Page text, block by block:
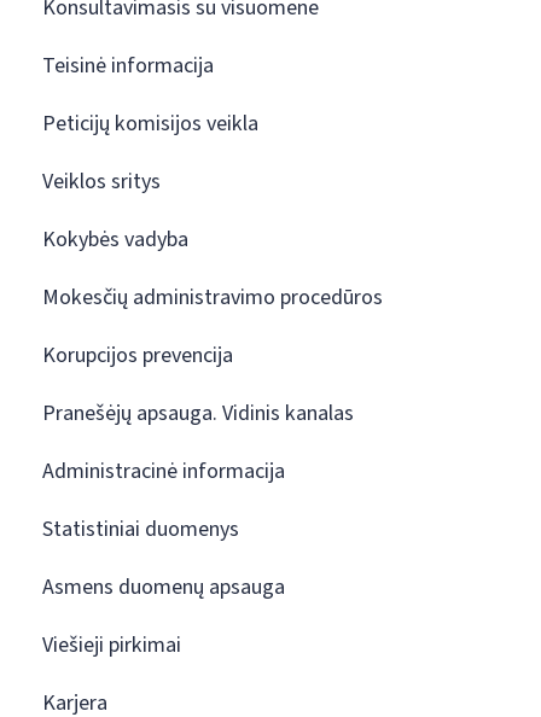
Konsultavimasis su visuomene
Teisinė informacija
Peticijų komisijos veikla
Veiklos sritys
Kokybės vadyba
Mokesčių administravimo procedūros
Korupcijos prevencija
Pranešėjų apsauga. Vidinis kanalas
Administracinė informacija
Statistiniai duomenys
Asmens duomenų apsauga
Viešieji pirkimai
Karjera